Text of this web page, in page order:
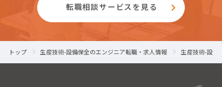
転職相談サービスを見る
トップ 生産技術-設備保全のエンジニア転職・求人情報 生産技術-設備